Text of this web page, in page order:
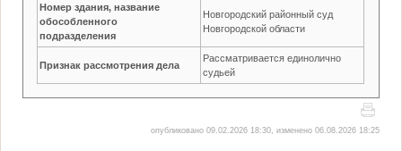
Номер здания, название
обособленного
подразделения
Новгородский районный суд
Новгородской области
Признак рассмотрения дела
Рассматривается единолично
судьей
опубликовано 09.02.2026 18:30, изменено 06.08.2026 18:25